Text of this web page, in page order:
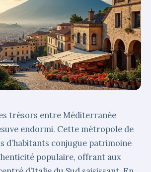
trésors entre Méditerranée
endormi. Cette métropole de
d’habitants conjugue patrimoine
populaire, offrant aux